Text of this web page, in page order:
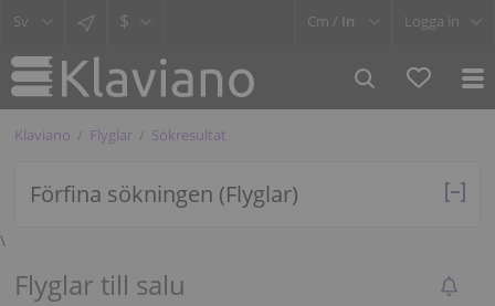
$ Cm / In Logga in
Klaviano Flyglar Sökresultat
Förfina sökningen (Flyglar)
\
Flyglar till salu